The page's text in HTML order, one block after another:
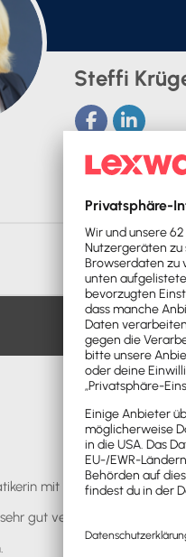
Steffi
Add
mit über 15 Jahren
gut verstehen, die